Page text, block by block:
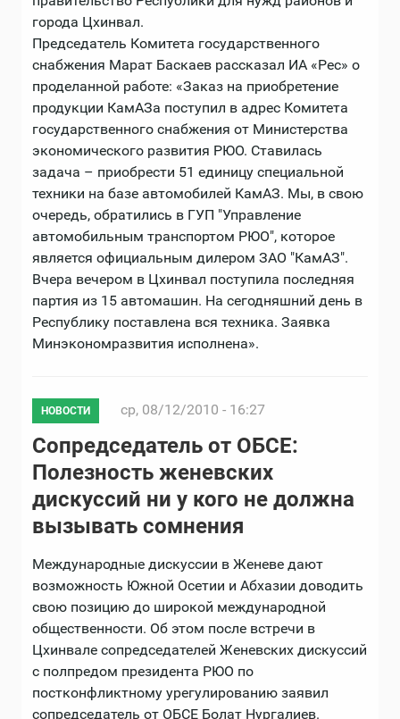
города Цхинвал.
Председатель Комитета государственного
снабжения Марат Баскаев рассказал ИА «Рес» о
проделанной работе: «Заказ на приобретение
продукции КамАЗа поступил в адрес Комитета
государственного снабжения от Министерства
экономического развития РЮО. Ставилась
задача – приобрести 51 единицу специальной
техники на базе автомобилей КамАЗ. Мы, в свою
очередь, обратились в ГУП "Управление
автомобильным транспортом РЮО", которое
является официальным дилером ЗАО "КамАЗ".
Вчера вечером в Цхинвал поступила последняя
партия из 15 автомашин. На сегодняшний день в
Республику поставлена вся техника. Заявка
Минэкономразвития исполнена».
НОВОСТИ ср, 08/12/2010 - 16:27
Сопредседатель от ОБСЕ:
Полезность женевских
дискуссий ни у кого не должна
вызывать сомнения
Международные дискуссии в Женеве дают
возможность Южной Осетии и Абхазии доводить
свою позицию до широкой международной
общественности. Об этом после встречи в
Цхинвале сопредседателей Женевских дискуссий
с полпредом президента РЮО по
постконфликтному урегулированию заявил
сопредседатель от ОБСЕ Болат Нургалиев.